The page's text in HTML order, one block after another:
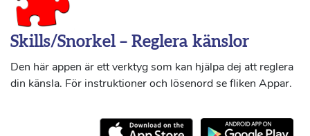
Skills/Snorkel – Reglera känslor
Den här appen är ett verktyg som kan hjälpa dej att reglera
din känsla. För instruktioner och lösenord se fliken Appar.